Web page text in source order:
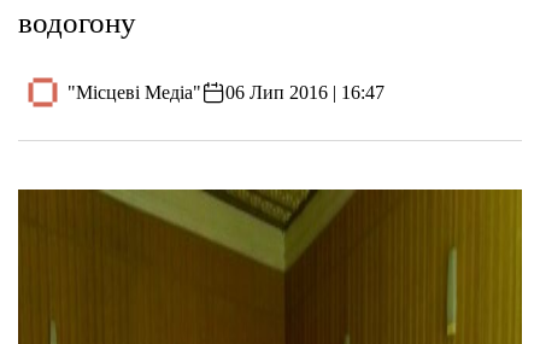
водогону
"Місцеві Медіа" 06 Лип 2016 | 16:47